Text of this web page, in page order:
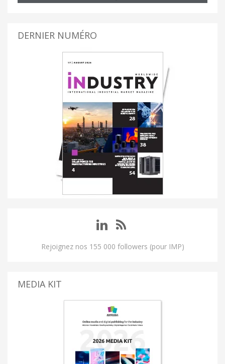
DERNIER NUMÉRO
Rejoignez nos 155 000 followers (pour IMP)
MEDIA KIT